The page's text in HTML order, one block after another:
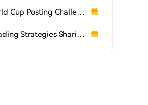
2026 World Cup Posting Challenge on HTX Square
TradFi Trading Strategies Sharing Challenge